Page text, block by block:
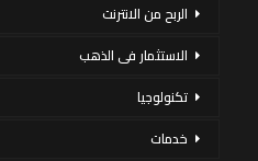
الربح من الانترنت
الاستثمار فى الذهب
تكنولوجيا
خدمات